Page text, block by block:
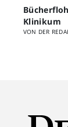
Klinikum
VON DER